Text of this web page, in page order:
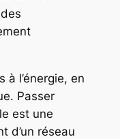
à l’énergie, en
Passer
est une
d’un réseau